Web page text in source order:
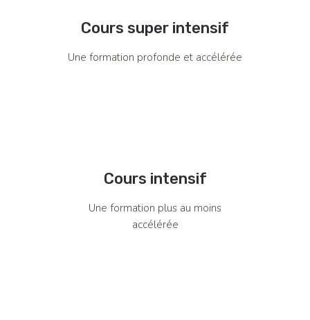
Cours super intensif
Une formation profonde et accélérée
Cours intensif
Une formation plus au moins
accélérée